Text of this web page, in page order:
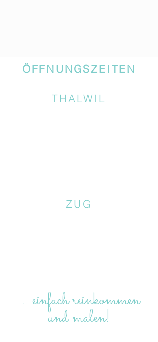
ÖFFNUNGSZEITEN
THALWIL
ZUG
… einfach reinkommen
und malen!